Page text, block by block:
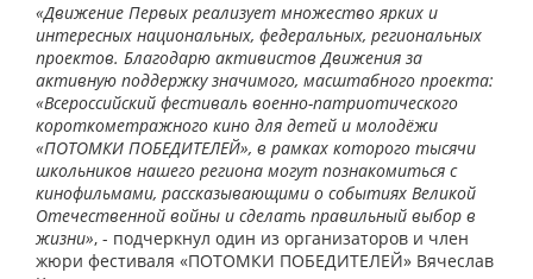
«Движение Первых реализует множество ярких и
интересных национальных, федеральных, региональных
проектов. Благодарю активистов Движения за
активную поддержку значимого, масштабного проекта:
«Всероссийский фестиваль военно-патриотического
короткометражного кино для детей и молодёжи
«ПОТОМКИ ПОБЕДИТЕЛЕЙ», в рамках которого тысячи
школьников нашего региона могут познакомиться с
кинофильмами, рассказывающими о событиях Великой
Отечественной войны и сделать правильный выбор в
жизни», - подчеркнул один из организаторов и член
жюри фестиваля «ПОТОМКИ ПОБЕДИТЕЛЕЙ» Вячеслав